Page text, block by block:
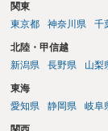
関東
東京都
神奈川県 千
北陸・甲信越
新潟県
長野県 山梨
東海
愛知県
静岡県 岐阜